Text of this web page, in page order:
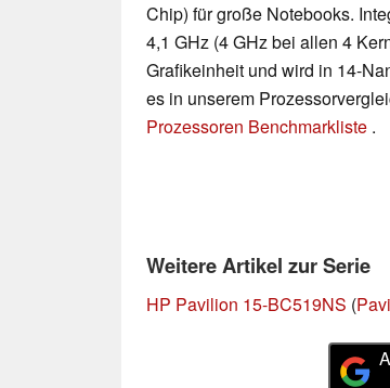
Chip) für große Notebooks.
4,1 GHz (4 GHz bei allen 4
Grafikeinheit und wird in 14-
es in unserem
Prozessoren Benchmarkliste .
Weitere Artikel zur Serie
HP Pavilion 15-BC519NS (